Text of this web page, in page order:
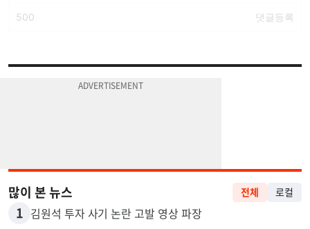
많이 본 뉴스 전체 로컬
1 김원석 투자 사기 논란 고발 영상 파장